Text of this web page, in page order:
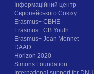
Інформаційний центр
Європейського Союзу
Erasmus+ CBHE
Erasmus+ CB Youth
Erasmus+ Jean Monnet
DAAD
Horizon 2020
Simons Foundation